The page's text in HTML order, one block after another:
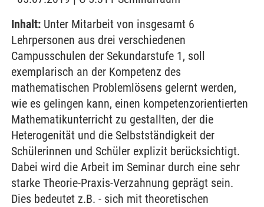
Inhalt: Unter Mitarbeit von insgesamt 6
Lehrpersonen aus drei verschiedenen
Campusschulen der Sekundarstufe 1, soll
exemplarisch an der Kompetenz des
mathematischen Problemlösens gelernt werden,
wie es gelingen kann, einen kompetenzorientierten
Mathematikunterricht zu gestallten, der die
Heterogenität und die Selbstständigkeit der
Schülerinnen und Schüler explizit berücksichtigt.
Dabei wird die Arbeit im Seminar durch eine sehr
starke Theorie-Praxis-Verzahnung geprägt sein.
Dies bedeutet z.B. - sich mit theoretischen